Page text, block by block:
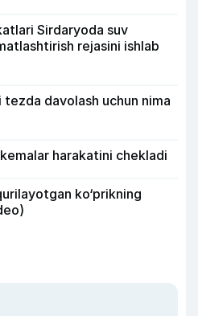
Sirdaryoda suv
rejasini ishlab
tezda davolash uchun nima
harakatini chekladi
ko‘prikning